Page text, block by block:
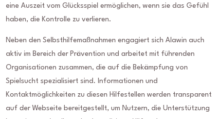
eine Auszeit vom Glücksspiel ermöglichen, wenn sie das Gefühl
haben, die Kontrolle zu verlieren.
Neben den Selbsthilfemaßnahmen engagiert sich Alawin auch
aktiv im Bereich der Prävention und arbeitet mit führenden
Organisationen zusammen, die auf die Bekämpfung von
Spielsucht spezialisiert sind. Informationen und
Kontaktmöglichkeiten zu diesen Hilfestellen werden transparent
auf der Webseite bereitgestellt, um Nutzern, die Unterstützung